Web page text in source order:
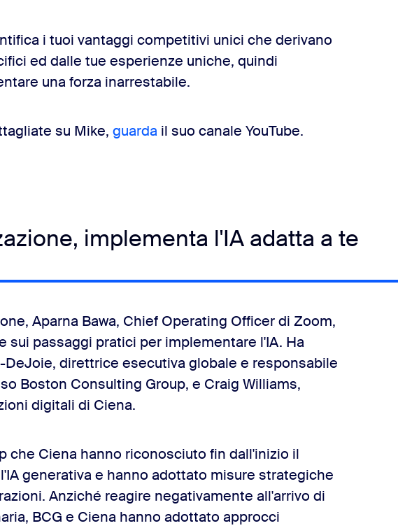
i tuoi vantaggi competitivi unici che derivano
ed dalle tue esperienze uniche, quindi
una forza inarrestabile.
su Mike, guarda il suo canale YouTube.
implementa l'IA adatta a te
Aparna Bawa, Chief Operating Officer di Zoom,
sui passaggi pratici per implementare l'IA. Ha
direttrice esecutiva globale e responsabile
Boston Consulting Group, e Craig Williams,
digitali di Ciena.
che Ciena hanno riconosciuto fin dall'inizio il
generativa e hanno adottato misure strategiche
Anziché reagire negativamente all'arrivo di
BCG e Ciena hanno adottato approcci